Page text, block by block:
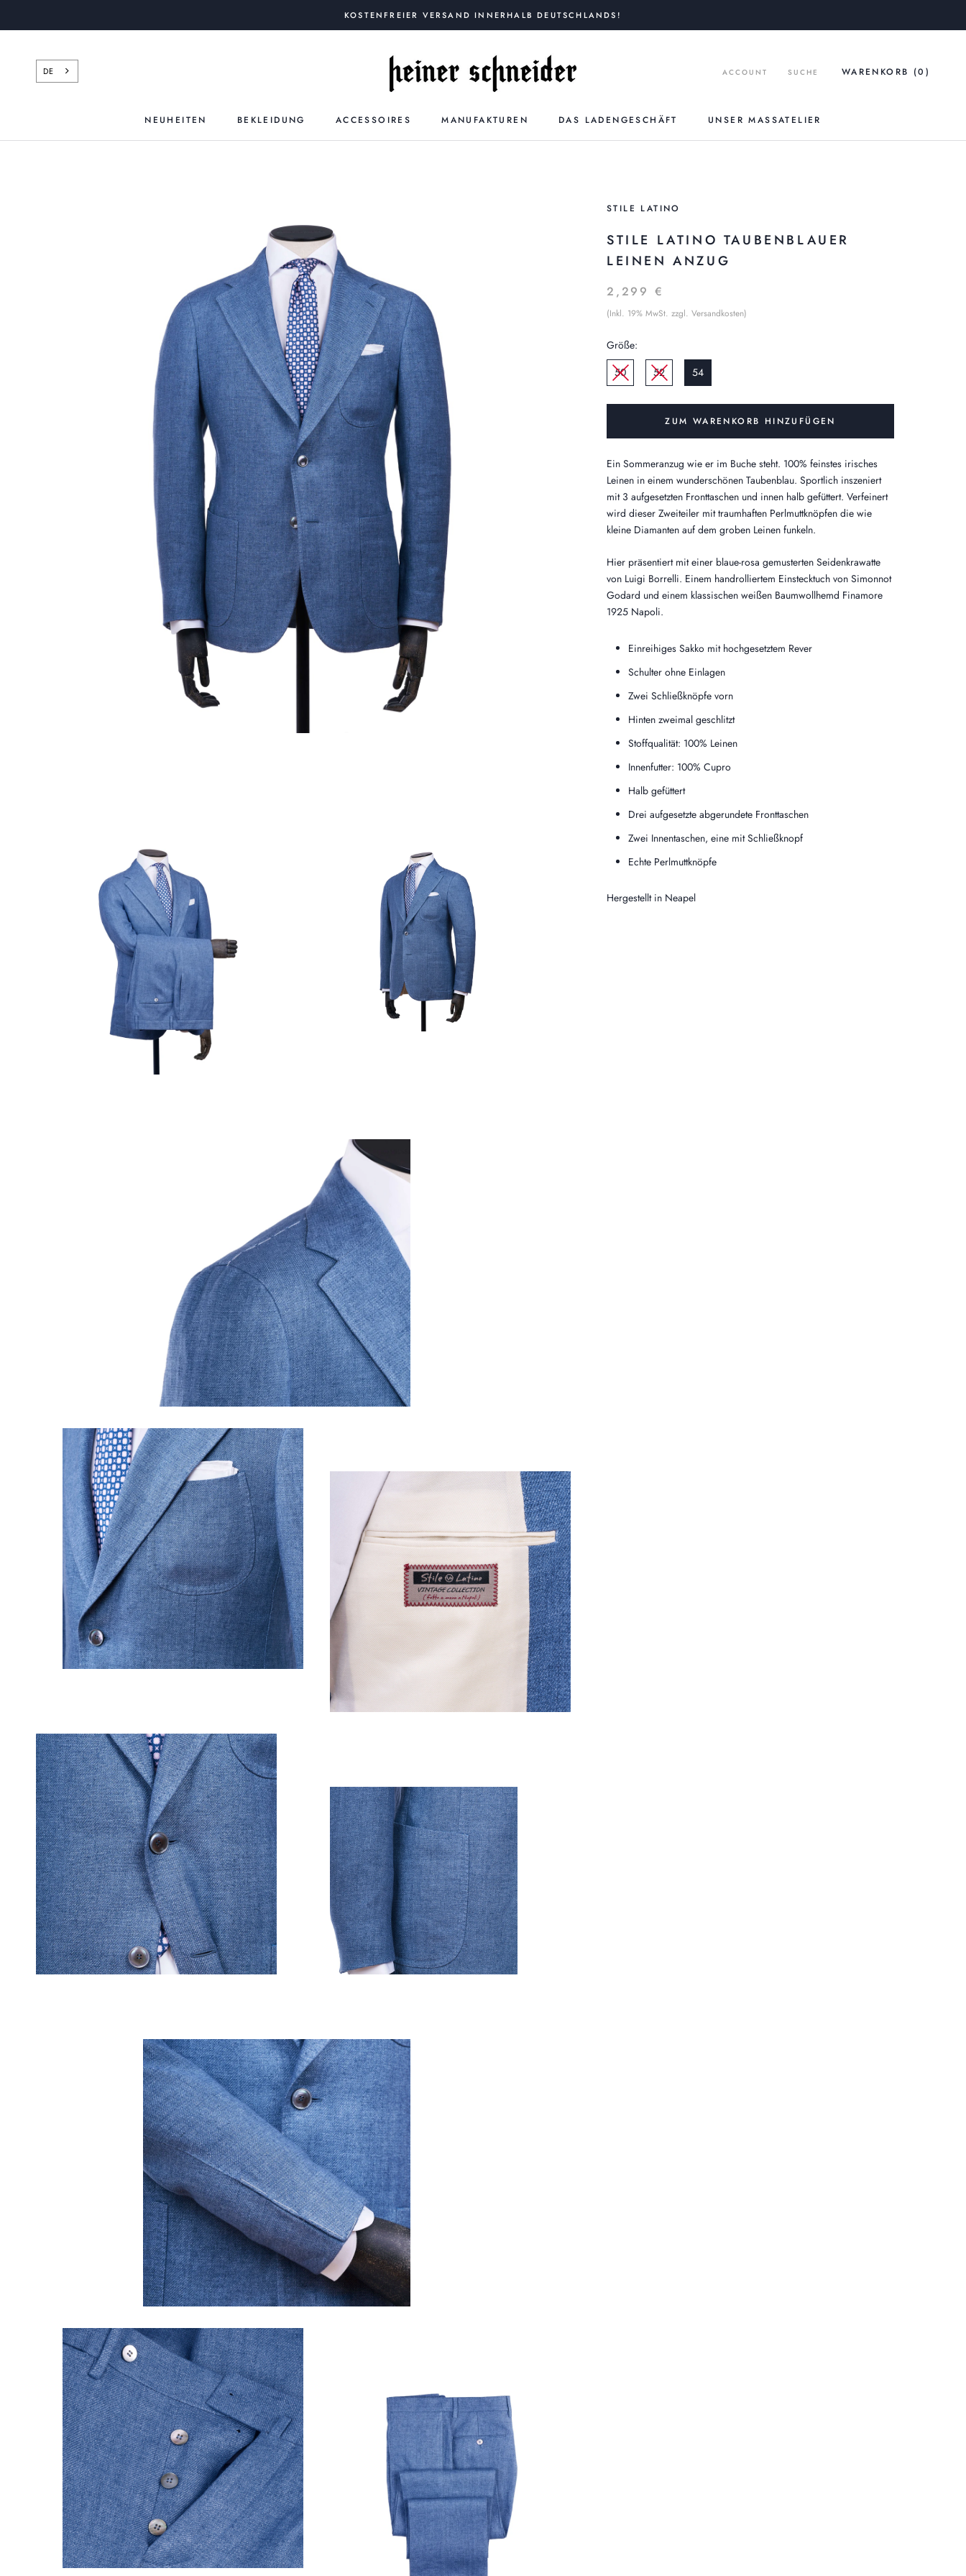
KOSTENFREIER VERSAND INNERHALB DEUTSCHLANDS!
NEUHEITEN
BEKLEIDUNG ACCESSOIRES MANUFAKTUREN DAS LADENGESCHÄFT
UNSER MASSATELIER
DE ACCOUNT SUCHE WARENKORB (0 )
STILE LATINO
STILE LATINO TAUBENBLAUER
LEINEN ANZUG
2,299 €
(Inkl. 19% MwSt. zzgl. Versandkosten)
Größe:
50
52 54
ZUM WARENKORB HINZUFÜGEN
Ein Sommeranzug wie er im Buche steht. 100% feinstes irisches
Leinen in einem wunderschönen Taubenblau. Sportlich inszeniert
mit 3 aufgesetzten Fronttaschen und innen halb gefüttert. Verfeinert
wird dieser Zweiteiler mit traumhaften Perlmuttknöpfen die wie
kleine Diamanten auf dem groben Leinen funkeln.
Hier präsentiert mit einer blaue-rosa gemusterten Seidenkrawatte
von Luigi Borrelli. Einem handrolliertem Einstecktuch von Simonnot
Godard und einem klassischen weißen Baumwollhemd Finamore
1925 Napoli.
Einreihiges Sakko mit hochgesetztem Rever
Schulter ohne Einlagen
Zwei Schließknöpfe vorn
Hinten zweimal geschlitzt
Stoffqualität: 100% Leinen
Innenfutter: 100% Cupro
Halb gefüttert
Drei aufgesetzte abgerundete Fronttaschen
Zwei Innentaschen, eine mit Schließknopf
Echte Perlmuttknöpfe
Hergestellt in Neapel